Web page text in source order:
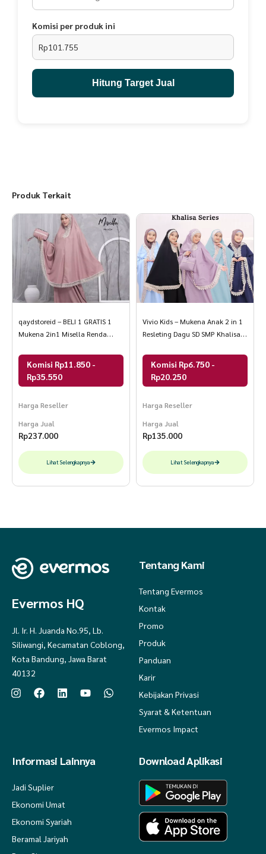
beli 1 gratis 1 warna gratis dikirim random
Komisi per produk ini
Rp101.755
Hitung Target Jual
Produk Terkait
qaydstoreid – BELI 1 GRATIS 1
Mukena 2in1 Misella Renda
Komisi Rp11.850 -
Rp35.550
Harga Reseller
Harga Jual
Rp237.000
Lihat Selengkapnya
Vivio Kids – Mukena Anak 2 in 1
Resleting Dagu SD SMP Khalisa
Komisi Rp6.750 -
Rp20.250
Harga Reseller
Harga Jual
Rp135.000
Lihat Selengkapnya
Evermos HQ
Jl. Ir. H. Juanda No.95, Lb.
Siliwangi, Kecamatan Coblong,
Kota Bandung, Jawa Barat
40132
Tentang Kami
Tentang Evermos
Kontak
Promo
Produk
Panduan
Karir
Kebijakan Privasi
Syarat & Ketentuan
Evermos Impact
Informasi Lainnya
Jadi Suplier
Ekonomi Umat
Ekonomi Syariah
Beramal Jariyah
Download Aplikasi